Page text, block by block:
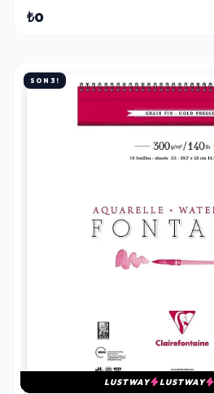
₺0
SON 3!
LUSTWAY LUSTWAY